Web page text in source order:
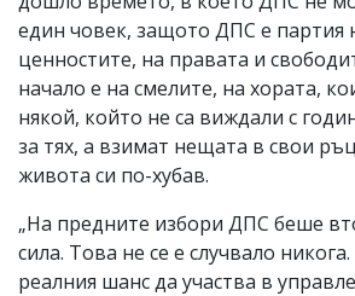
един човек, защото ДПС е партия
ценностите, на правата и
начало е на смелите, на хората,
някой, който не са виждали с
за тях, а взимат нещата в свои
живота си по-хубав.
„На предните избори ДПС беше
сила. Това не се е случвало
реалния шанс да участва в